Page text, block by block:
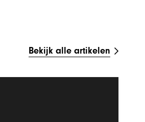
Bekijk alle artikelen